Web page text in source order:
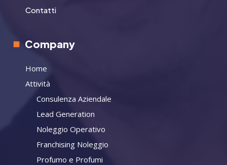
Contatti
Company
Home
Attività
Consulenza Aziendale
Lead Generation
Noleggio Operativo
Franchising Noleggio
Profumo e Profumi